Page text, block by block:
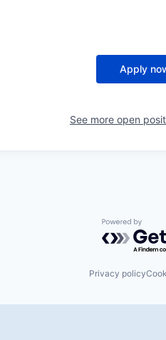
Apply
See more open
Powered
Privacy policy